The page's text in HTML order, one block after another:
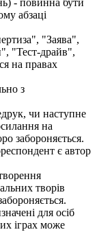
- повинна бути
абзаці
"Заява",
"Тест-драйв",
на правах
з
чи наступне
на
забороняється.
є автор
творів
для осіб
іграх може